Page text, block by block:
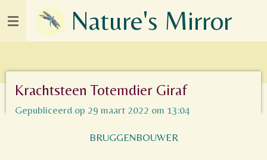
Ga
hoofdinhoud
Nature's Mirror
Krachtsteen Totemdier Giraf
Gepubliceerd op 29 maart 2022 om 13:04
BRUGGENBOUWER